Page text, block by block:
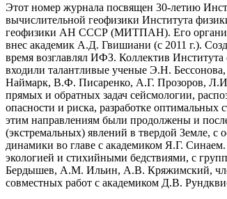
Этот номер журнала посвящен 30-летию
вычислительной геофизики Института
геофизики АН СССР (МИТПАН). Его
внес академик А.Д. Гвишиани (с 2011 г.).
время возглавлял ИФЗ. Коллектив
входили талантливые ученые Э.Н.
Наймарк, В.Ф. Писаренко, А.Г. Прозоров, Л.И.
прямых и обратных задач сейсмологии,
опасности и риска, разработке
этим направлениям были продолжены и
(экстремальных) явлений в твердой Земле, с
динамики во главе с академиком Я.Г.
экологией и стихийными бедствиями, с
Бердышев, А.М. Ильин, А.В. Кряжимский,
совместных работ с академиком Д.В.